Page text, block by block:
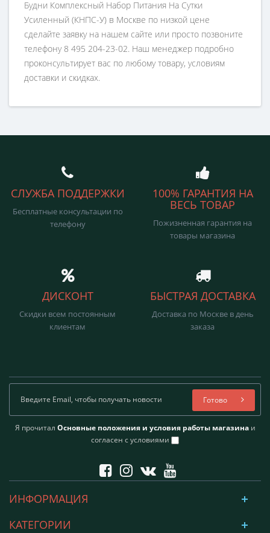
Будни Комплексный Набор Питания На Сутки
Усиленный (КНПС-У) в Москве по низкой цене
сделайте заявку на нашем сайте или просто позвоните
телефону 8 495 204-23-02. Наш менеджер подробно
проконсультирует вас по любому товару, условиям
доставки и скидках.
СЛУЖБА ПОДДЕРЖКИ
Бесплатные консультации по
телефону
100% ГАРАНТИЯ НА
ВЕСЬ ТОВАР
Пожизненная гарантия на
товары магазина
ДИСКОНТ
Скидки всем постоянным
клиентам
БЫСТРАЯ ДОСТАВКА
Доставка по Москве в день
заказа
Я прочитал Основные положения и условия работы магазинаи
согласен с условиями
Готово
ИНФОРМАЦИЯ
КАТЕГОРИИ